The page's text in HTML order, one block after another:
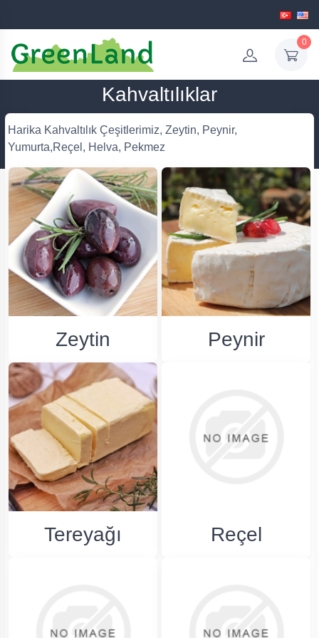
0
Kahvaltılıklar
Harika Kahvaltılık Çeşitlerimiz, Zeytin, Peynir,
Yumurta,Reçel, Helva, Pekmez
Zeytin Peynir
Tereyağı Reçel